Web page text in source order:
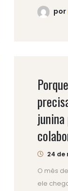
por
24 de
O mês
ele